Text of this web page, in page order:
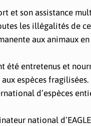
et son assistance
les illégalités de
aux animaux
été entretenus et
espèces
d’espèces
national